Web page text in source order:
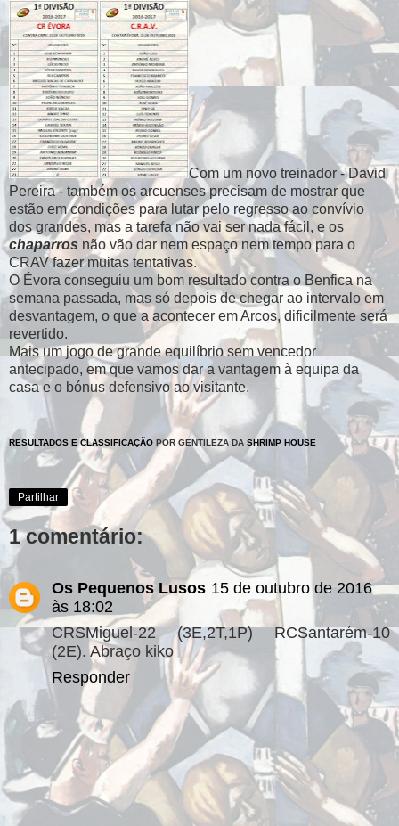
Com um novo treinador - David
Pereira - também os arcuenses precisam de mostrar que
estão em condições para lutar pelo regresso ao convívio
dos grandes, mas a tarefa não vai ser nada fácil, e os
chaparros não vão dar nem espaço nem tempo para o
CRAV fazer muitas tentativas.
O Évora conseguiu um bom resultado contra o Benfica na
semana passada, mas só depois de chegar ao intervalo em
desvantagem, o que a acontecer em Arcos, dificilmente será
revertido.
Mais um jogo de grande equilíbrio sem vencedor
antecipado, em que vamos dar a vantagem à equipa da
casa e o bónus defensivo ao visitante.
RESULTADOS E CLASSIFICAÇÃO POR GENTILEZA DA SHRIMP HOUSE
Partilhar
1 comentário:
Os Pequenos Lusos 15 de outubro de 2016
às 18:02
CRSMiguel-22 (3E,2T,1P) RCSantarém-10
(2E). Abraço kiko
Responder